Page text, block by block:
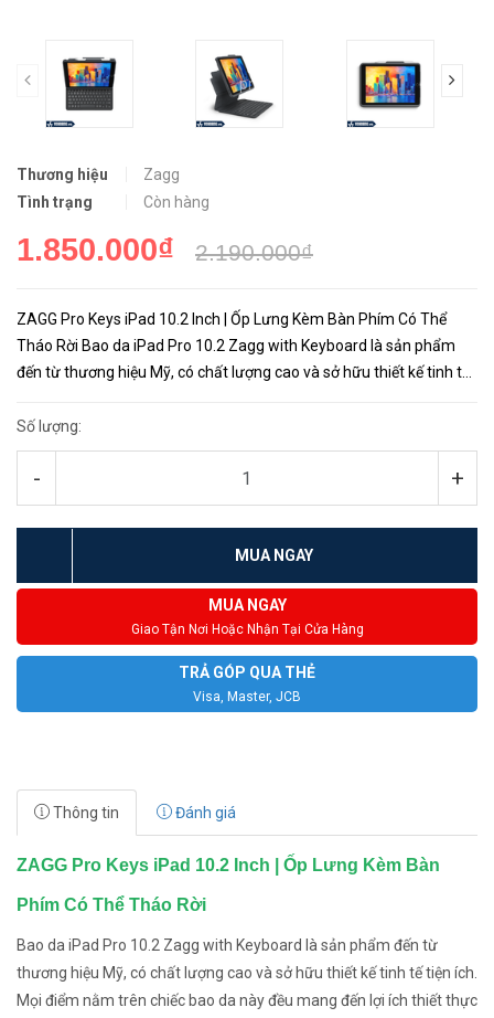
prev
Thương hiệu
Zagg
Tình trạng
Còn hàng
1.850.000₫ 2.190.000₫
ZAGG Pro Keys iPad 10.2 Inch | Ốp Lưng Kèm Bàn Phím Có Thể
Tháo Rời Bao da iPad Pro 10.2 Zagg with Keyboard là sản phẩm
đến từ thương hiệu Mỹ, có chất lượng cao và sở hữu thiết kế tinh tế
Số lượng:
- +
MUA NGAY
MUA NGAY
Giao Tận Nơi Hoặc Nhận Tại Cửa Hàng
TRẢ GÓP QUA THẺ
Visa, Master, JCB
Thông tin Đánh giá
ZAGG Pro Keys iPad 10.2 Inch | Ốp Lưng Kèm Bàn
Phím Có Thể Tháo Rời
Bao da iPad Pro 10.2 Zagg with Keyboard là sản phẩm đến từ
thương hiệu Mỹ, có chất lượng cao và sở hữu thiết kế tinh tế tiện ích.
Mọi điểm nằm trên chiếc bao da này đều mang đến lợi ích thiết thực